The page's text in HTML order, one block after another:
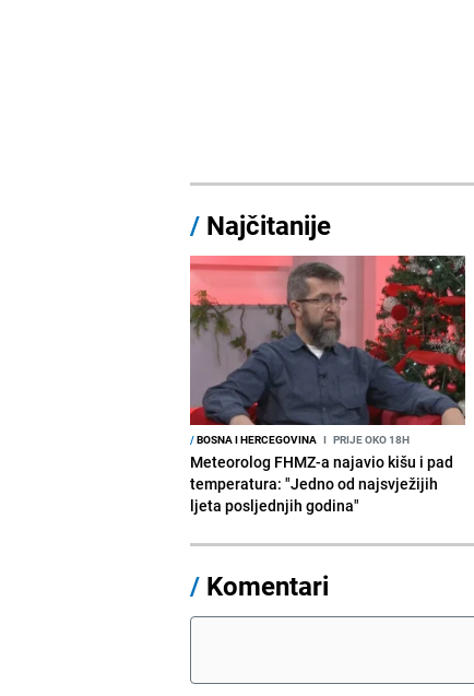
/ Najčitanije
/BOSNA I HERCEGOVINA I PRIJE OKO 18H
Meteorolog FHMZ-a najavio kišu i pad
temperatura: "Jedno od najsvježijih
ljeta posljednjih godina"
/ Komentari